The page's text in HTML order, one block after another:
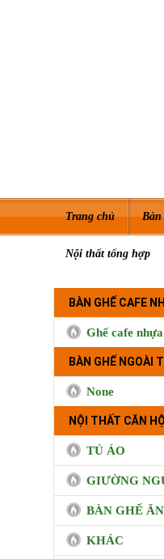
Trang chủ Bàn
Nội thất tổng hợp
BÀN GHẾ CAFE
Ghế cafe nhựa
BÀN GHẾ NGOÀI
None
NỘI THẤT CĂN
TỦ ÁO
GIƯỜNG
BÀN GHẾ ĂN
KHÁC